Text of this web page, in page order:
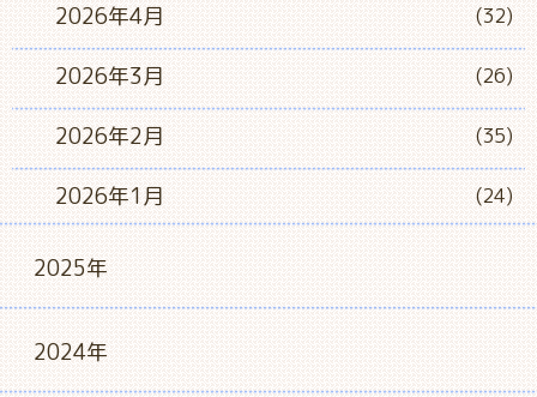
2026年4月 (32)
2026年3月 (26)
2026年2月 (35)
2026年1月 (24)
2025年
2024年